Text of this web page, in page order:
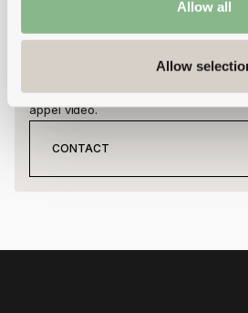
Allow all
Allow
Réservez simplement une visite
Nous analyserons ensemble votre
appel vidéo.
CONTACT